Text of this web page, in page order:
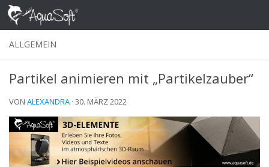
Skip to content
ALLGEMEIN
Partikel animieren mit „Partikelzauber“
VON ALEXANDRA · 30. MÄRZ 2022